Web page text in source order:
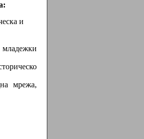
и
младежки
мрежа,